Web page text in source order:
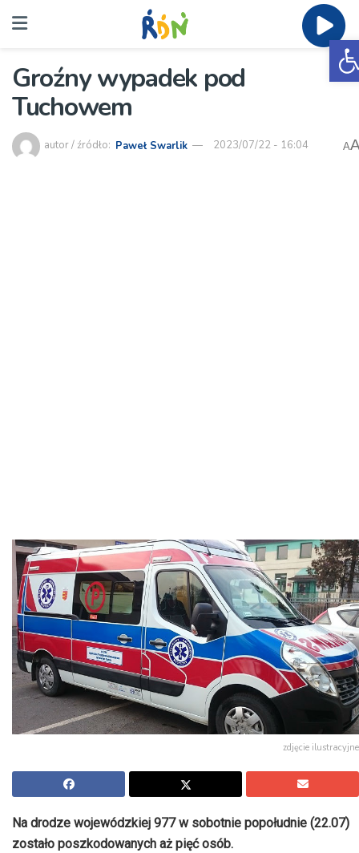
Groźny wypadek pod
Tuchowem
autor / źródło: Paweł Swarlik 2023/07/22 - 16:04 A
zdjęcie ilustracyjne
Na drodze wojewódzkiej 977 w sobotnie popołudnie (22.07)
zostało poszkodowanych aż pięć osób.